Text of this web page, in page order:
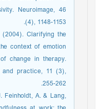
Neuroimage, 46
(4), 1148-1153.
Clarifying the
context of emotion
change in therapy.
and practice, 11 (3),
255-262.
Feinholdt, A. & Lang,